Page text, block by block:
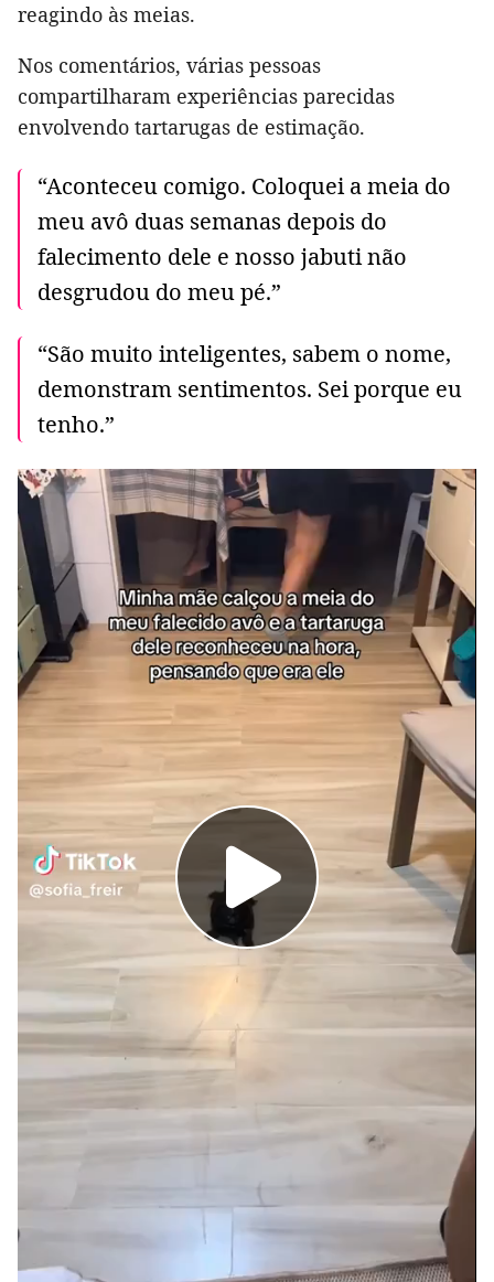
reagindo às meias.
Nos comentários, várias pessoas
compartilharam experiências parecidas
envolvendo tartarugas de estimação.
“Aconteceu comigo. Coloquei a meia do
meu avô duas semanas depois do
falecimento dele e nosso jabuti não
desgrudou do meu pé.”
“São muito inteligentes, sabem o nome,
demonstram sentimentos. Sei porque eu
tenho.”